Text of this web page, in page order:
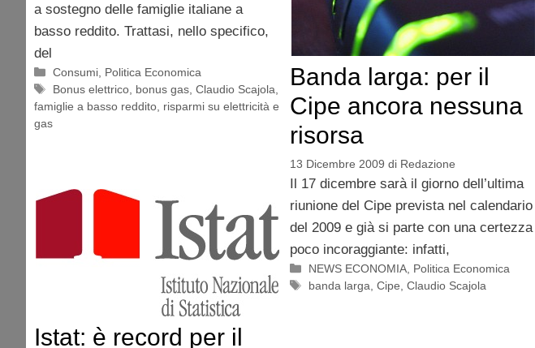
a sostegno delle famiglie italiane a
basso reddito. Trattasi, nello specifico,
del
Categorie
Consumi Politica Economica
Tag
Bonus elettrico bonus gas ,Claudio Scajola
famiglie a basso reddito risparmi su elettricità e
gas
Banda larga: per il
Cipe ancora nessuna
risorsa
13 Dicembre 2009 di Redazione
Il 17 dicembre sarà il giorno dell’ultima
riunione del Cipe prevista nel calendario
del 2009 e già si parte con una certezza
poco incoraggiante: infatti,
Categorie
NEWS ECONOMIA Politica Economica
Tag
banda larga ,Cipe ,Claudio Scajola
Istat: è record per il